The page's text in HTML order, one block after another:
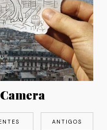
ANTIGOS